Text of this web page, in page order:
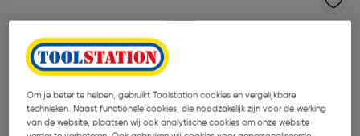
Om je beter te helpen, gebruikt Toolstation cookies en vergelijkbare
technieken. Naast functionele cookies, die noodzakelijk zijn voor de werking
van de website, plaatsen wij ook analytische cookies om onze website